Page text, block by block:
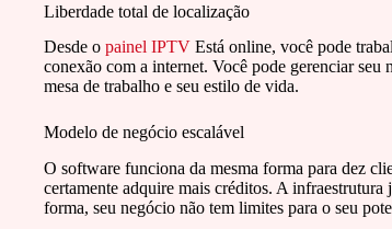
Liberdade total de localização
Desde o painel IPTV Está online, você pode
conexão com a internet. Você pode gerenciar seu
mesa de trabalho e seu estilo de vida.
Modelo de negócio escalável
O software funciona da mesma forma para dez
certamente adquire mais créditos. A infraestrutura
forma, seu negócio não tem limites para o seu